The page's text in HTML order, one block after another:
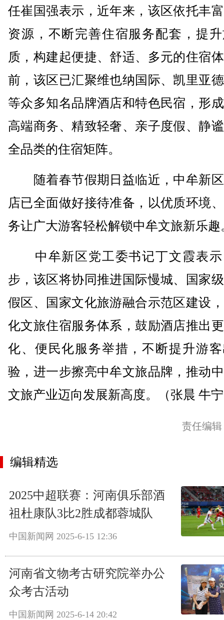
任崔国强表示，近年来，该区依托丰
资源，不断完善住宿服务配套，提
质，构建起便捷、舒适、多元的住宿
前，该区已汇聚维也纳国际、凯里亚
等众多知名品牌酒店和特色民宿，形
高端商务、精致轻奢、亲子度假、静
全品类的住宿矩阵。
随着春节假期日益临近，中牟新
店已全面做好接待准备，以优质环境
务让广大游客轻松解锁中牟文旅新乐趣
中牟新区党工委书记丁文霞表示
步，该区将协同推进国际慢城、国家
假区、国家文化旅游融合示范区建设
化文旅住宿服务体系，鼓励酒店推出
化、便民化服务举措，不断提升游
验，进一步擦亮中牟文旅品牌，推动
文旅产业迈向发展新高度。（张晨 牛
责任编
编辑精选
2025中超联赛：河南俱乐部酒
祖杜康队3比2胜成都蓉城队
中国新闻网 2025-6-15 12:36
河南省文物考古研究院举办公
众考古活动
中国新闻网 2025-6-14 20:42